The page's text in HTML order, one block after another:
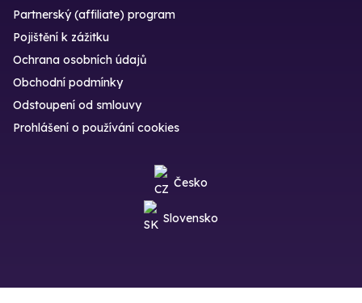
Partnerský (affiliate) program
Pojištění k zážitku
Ochrana osobních údajů
Obchodní podmínky
Odstoupení od smlouvy
Prohlášení o používání cookies
Česko
Slovensko